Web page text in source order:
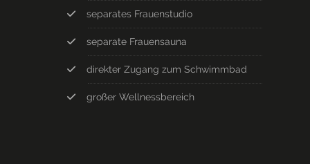
separates Frauenstudio
separate Frauensauna
direkter Zugang zum Schwimmbad
großer Wellnessbereich